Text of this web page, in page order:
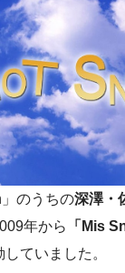
のうちの深澤・
年から 「Mis
ていました。